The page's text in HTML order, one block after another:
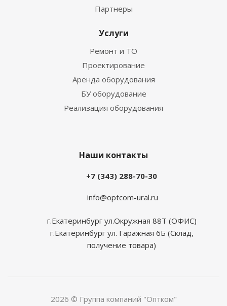
Партнеры
Услуги
Ремонт и ТО
Проектирование
Аренда оборудования
БУ оборудование
Реализация оборудования
Наши контакты
+7 (343) 288-70-30
info@optcom-ural.ru
г.Екатеринбург ул.Окружная 88Т (ОФИС)
г.Екатеринбург ул. Гаражная 6Б (Склад,
получение товара)
2026 © Группа компаний "Оптком"